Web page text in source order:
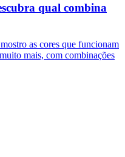
qual combina
as cores que funcionam
mais, com combinações